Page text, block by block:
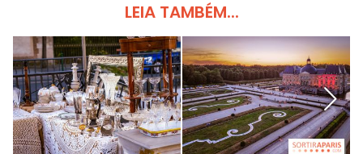
LEIA TAMBÉM...